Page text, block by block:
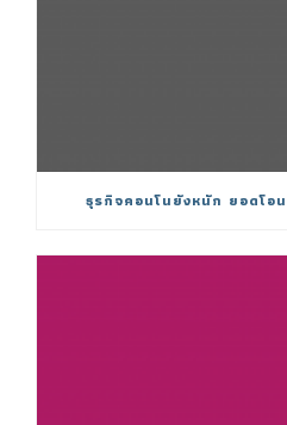
ธุรกิจคอนโนยังหนัก ยอดโอ